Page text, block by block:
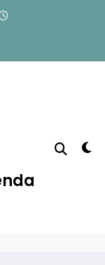
para
+ 20 Ideias